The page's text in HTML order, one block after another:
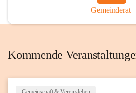
Gemeinderat
Kommende
Gemeinschaft & Vereinsleben